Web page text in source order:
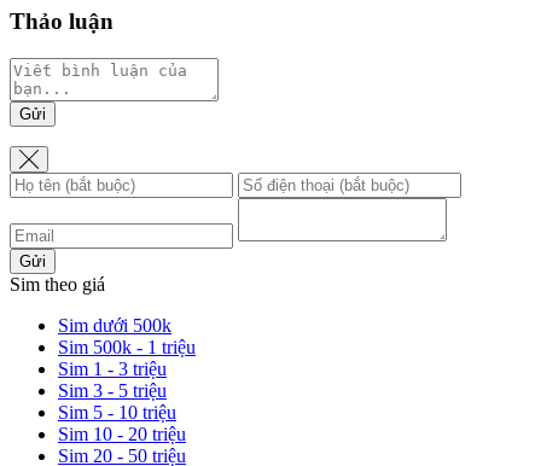
Thảo luận
Gửi
Gửi
Sim theo giá
Sim dưới 500k
Sim 500k - 1 triệu
Sim 1 - 3 triệu
Sim 3 - 5 triệu
Sim 5 - 10 triệu
Sim 10 - 20 triệu
Sim 20 - 50 triệu